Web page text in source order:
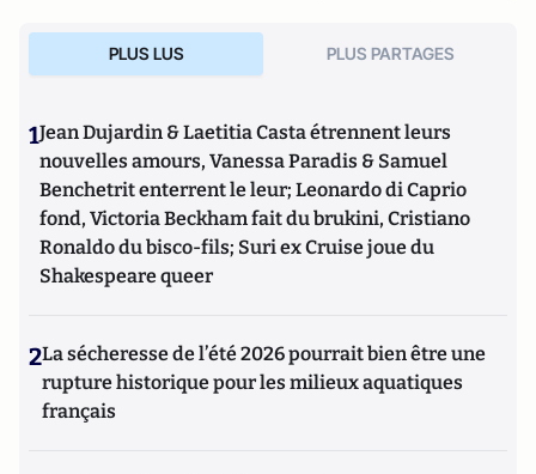
PLUS LUS PLUS PARTAGES
1Jean Dujardin & Laetitia Casta étrennent leurs
nouvelles amours, Vanessa Paradis & Samuel
Benchetrit enterrent le leur; Leonardo di Caprio
fond, Victoria Beckham fait du brukini, Cristiano
Ronaldo du bisco-fils; Suri ex Cruise joue du
Shakespeare queer
2La sécheresse de l’été 2026 pourrait bien être une
rupture historique pour les milieux aquatiques
français